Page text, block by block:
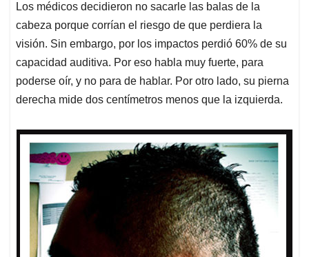
Los médicos decidieron no sacarle las balas de la
cabeza porque corrían el riesgo de que perdiera la
visión. Sin embargo, por los impactos perdió 60% de su
capacidad auditiva. Por eso habla muy fuerte, para
poderse oír, y no para de hablar. Por otro lado, su pierna
derecha mide dos centímetros menos que la izquierda.